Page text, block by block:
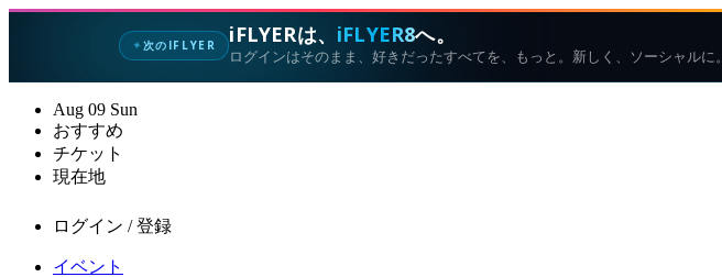
✦次のIFLYER iFLYERは、 iFLYER8へ。
ログインはそのまま、好きだったすべてを、もっと。新しく、ソーシャルに。
Aug 09 Sun
おすすめ
チケット
現在地
ログイン / 登録
イベント